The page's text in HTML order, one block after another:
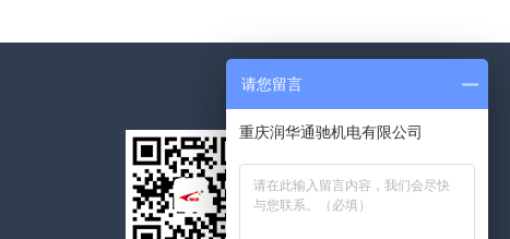
请您留言
重庆润华通驰机电有限公司